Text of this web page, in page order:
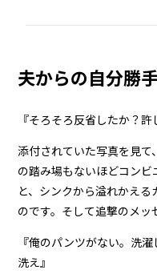
夫からの自分勝
『そろそろ反省したか？
添付されていた写真を見
の踏み場もないほどコン
と、シンクから溢れかえ
のです。そして追撃のメッ
『俺のパンツがない。洗
洗え』